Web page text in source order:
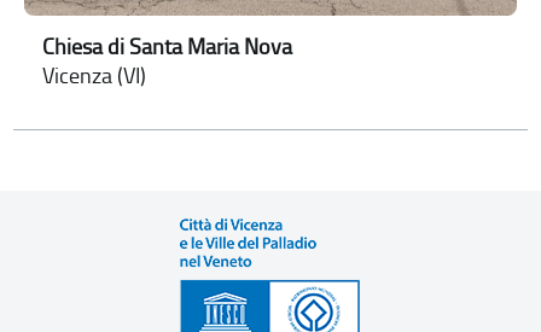
Chiesa di Santa Maria Nova
Vicenza (VI)